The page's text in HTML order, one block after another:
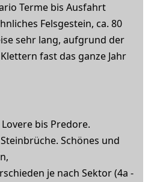
Terme bis Ausfahrt
Felsgestein, ca. 80
sehr lang, aufgrund der
fast das ganze Jahr
bis Predore.
Schönes und
je nach Sektor (4a -